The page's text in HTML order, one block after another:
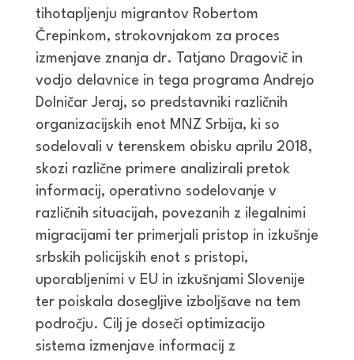
tihotapljenju migrantov Robertom
Črepinkom, strokovnjakom za proces
izmenjave znanja dr. Tatjano Dragovič in
vodjo delavnice in tega programa Andrejo
Dolničar Jeraj, so predstavniki različnih
organizacijskih enot MNZ Srbija, ki so
sodelovali v terenskem obisku aprilu 2018,
skozi različne primere analizirali pretok
informacij, operativno sodelovanje v
različnih situacijah, povezanih z ilegalnimi
migracijami ter primerjali pristop in izkušnje
srbskih policijskih enot s pristopi,
uporabljenimi v EU in izkušnjami Slovenije
ter poiskala dosegljive izboljšave na tem
področju. Cilj je doseči optimizacijo
sistema izmenjave informacij z